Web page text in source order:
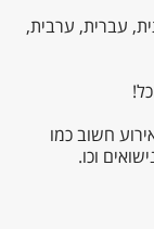
עברית, ערבית,
חשוב כמו
וכו.